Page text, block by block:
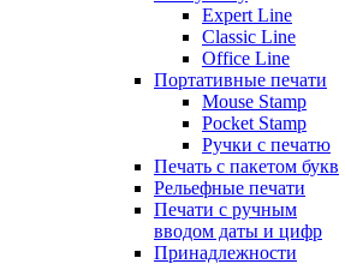
Expert Line
Classic Line
Office Line
Портативные печати
Mouse Stamp
Pocket Stamp
Ручки с печатю
Печать с пакетом букв
Рельефные печати
Печати с ручным
вводом даты и цифр
Принадлежности